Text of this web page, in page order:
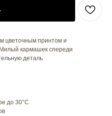
цветочным принтом и
кармашек спереди
деталь
до 30°C